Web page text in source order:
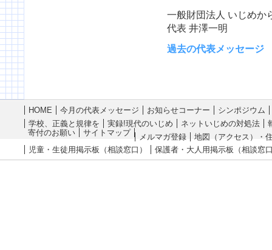
一般財団法人 いじめか
代表 井澤一明
過去の代表メッセージ
HOME 今月の代表メッセージ お知らせコーナー
シンポジウム
学校、正義と規律を
実録!現代のいじめ ネットいじめの対処法
寄付のお願い
サイトマップ メルマガ登録
地図（アクセス）・
児童・生徒用掲示板（相談窓口）
保護者・大人用掲示板（相談窓